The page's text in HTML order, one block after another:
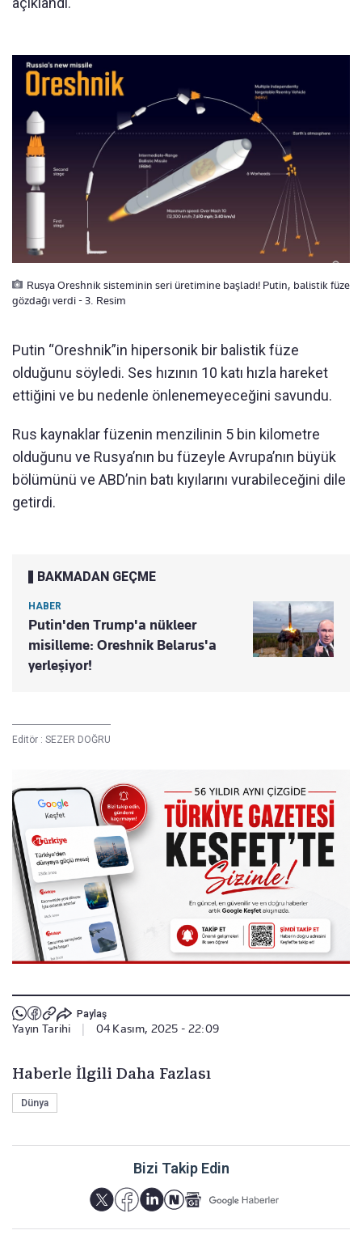
Rusya Oreshnik sisteminin seri üretimine başladı! Putin, balistik füze
gözdağı verdi - 3. Resim
Putin “Oreshnik”in hipersonik bir balistik füze
olduğunu söyledi. Ses hızının 10 katı hızla hareket
ettiğini ve bu nedenle önlenemeyeceğini savundu.
Rus kaynaklar füzenin menzilinin 5 bin kilometre
olduğunu ve Rusya’nın bu füzeyle Avrupa’nın büyük
bölümünü ve ABD’nin batı kıyılarını vurabileceğini dile
getirdi.
BAKMADAN GEÇME
HABER
Putin'den Trump'a nükleer
misilleme: Oreshnik Belarus'a
yerleşiyor!
Editör : SEZER DOĞRU
Paylaş
Yayın Tarihi 04 Kasım, 2025 - 22:09
Haberle İlgili Daha Fazlası
Dünya
Bizi Takip Edin